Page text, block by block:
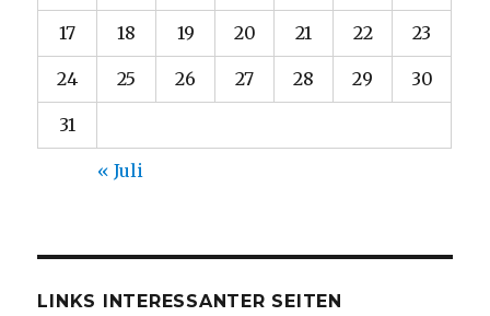
17 18 19 20 21 22 23
24 25 26 27 28 29 30
31
« Juli
LINKS INTERESSANTER SEITEN